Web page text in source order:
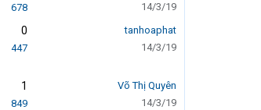
678
14/3/19
0
447
tanhoaphat
14/3/19
1
849
Võ Thị Quyên
14/3/19